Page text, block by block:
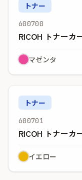
トナー
600700
RICOH トナーカ
マゼンタ
トナー
600701
RICOH トナーカ
イエロー